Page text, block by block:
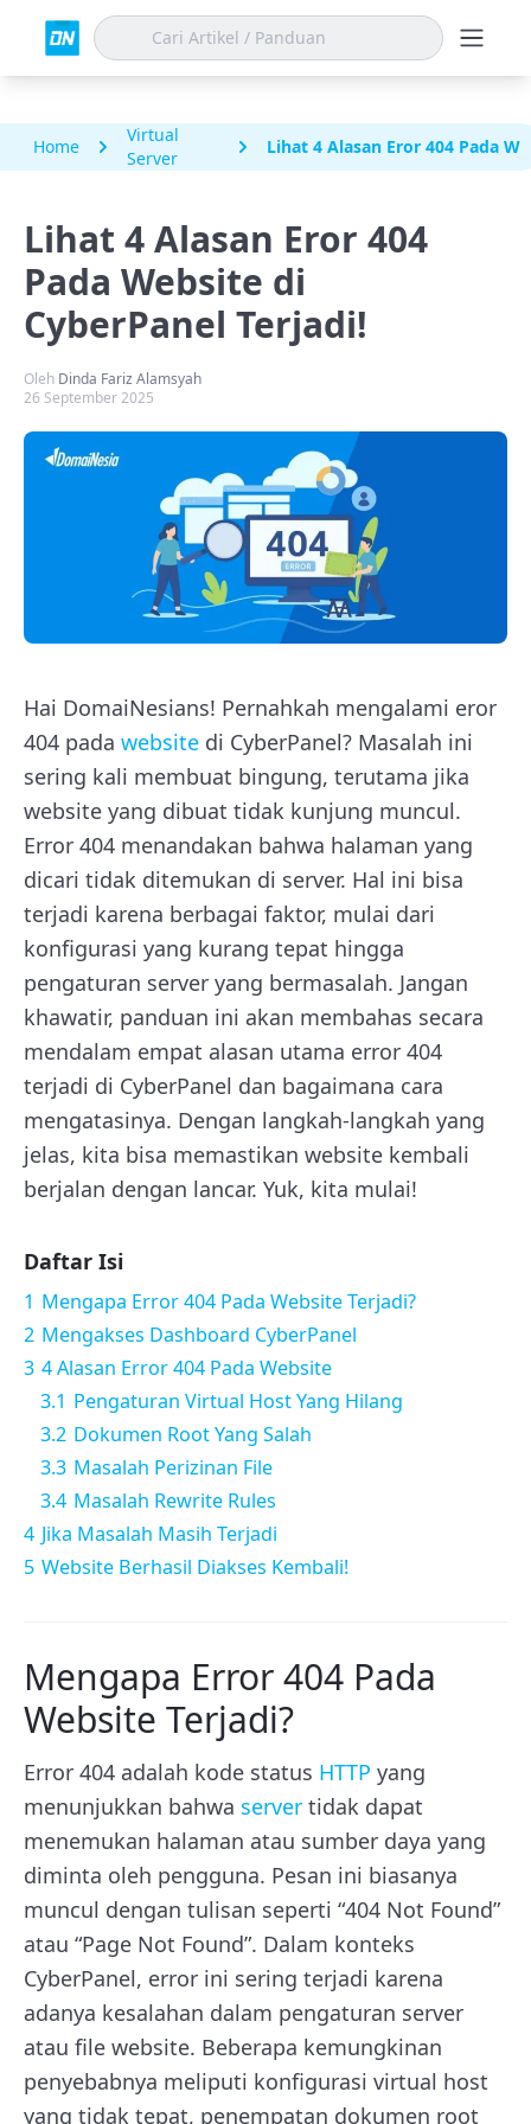
Home
Virtual
Server
Lihat 4 Alasan Eror 404 Pada
Lihat 4 Alasan Eror 404
Pada Website di
CyberPanel Terjadi!
Oleh Dinda Fariz Alamsyah
26 September 2025
Hai DomaiNesians! Pernahkah mengalami eror
404 pada website di CyberPanel? Masalah ini
sering kali membuat bingung, terutama jika
website yang dibuat tidak kunjung muncul.
Error 404 menandakan bahwa halaman yang
dicari tidak ditemukan di server. Hal ini bisa
terjadi karena berbagai faktor, mulai dari
konfigurasi yang kurang tepat hingga
pengaturan server yang bermasalah. Jangan
khawatir, panduan ini akan membahas secara
mendalam empat alasan utama error 404
terjadi di CyberPanel dan bagaimana cara
mengatasinya. Dengan langkah-langkah yang
jelas, kita bisa memastikan website kembali
berjalan dengan lancar. Yuk, kita mulai!
Daftar Isi
1 Mengapa Error 404 Pada Website Terjadi?
2 Mengakses Dashboard CyberPanel
3 4 Alasan Error 404 Pada Website
3.1 Pengaturan Virtual Host Yang Hilang
3.2 Dokumen Root Yang Salah
3.3 Masalah Perizinan File
3.4 Masalah Rewrite Rules
4 Jika Masalah Masih Terjadi
5 Website Berhasil Diakses Kembali!
Mengapa Error 404 Pada
Website Terjadi?
Error 404 adalah kode status HTTP yang
menunjukkan bahwa server tidak dapat
menemukan halaman atau sumber daya yang
diminta oleh pengguna. Pesan ini biasanya
muncul dengan tulisan seperti “404 Not Found”
atau “Page Not Found”. Dalam konteks
CyberPanel, error ini sering terjadi karena
adanya kesalahan dalam pengaturan server
atau file website. Beberapa kemungkinan
penyebabnya meliputi konfigurasi virtual host
yang tidak tepat, penempatan dokumen root